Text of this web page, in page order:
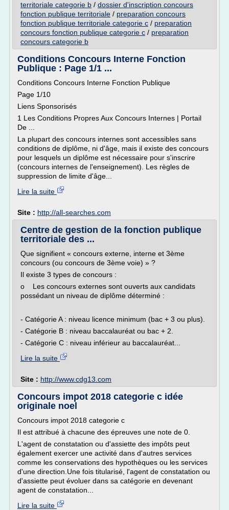
territoriale categorie b / dossier d'inscription concours
fonction publique territoriale / preparation concours
fonction publique territoriale categorie c / preparation
concours fonction publique categorie c / preparation
concours categorie b
Conditions Concours Interne Fonction
Publique : Page 1/1 ...
Conditions Concours Interne Fonction Publique
Page 1/10
Liens Sponsorisés
1 Les Conditions Propres Aux Concours Internes | Portail
De ...
La plupart des concours internes sont accessibles sans
conditions de diplôme, ni d'âge, mais il existe des concours
pour lesquels un diplôme est nécessaire pour s'inscrire
(concours internes de l'enseignement). Les règles de
suppression de limite d'âge...
Lire la suite
Site : http://all-searches.com
Centre de gestion de la fonction publique
territoriale des ...
Que signifient « concours externe, interne et 3ème
concours (ou concours de 3ème voie) » ?
Il existe 3 types de concours :
o Les concours externes sont ouverts aux candidats
possédant un niveau de diplôme déterminé :
- Catégorie A : niveau licence minimum (bac + 3 ou plus).
- Catégorie B : niveau baccalauréat ou bac + 2.
- Catégorie C : niveau inférieur au baccalauréat...
Lire la suite
Site : http://www.cdg13.com
Concours impot 2018 categorie c idée
originale noel
Concours impot 2018 categorie c
Il est attribué à chacune des épreuves une note de 0.
L'agent de constatation ou d'assiette des impôts peut
également exercer une activité dans d'autres services
comme les conservations des hypothèques ou les services
d'une direction.Une fois titularisé, l'agent de constatation ou
d'assiette peut évoluer dans sa catégorie en devenant
agent de constatation...
Lire la suite